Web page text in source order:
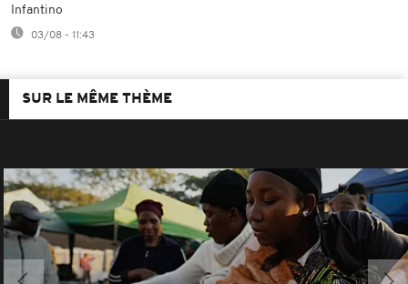
Infantino
03/08 - 11:43
SUR LE MÊME THÈME